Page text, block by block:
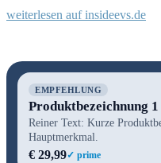
weiterlesen auf insideevs.de
EMPFEHLUNG
Produktbezeichnung
Reiner Text: Kurze
Hauptmerkmal.
€ 29,99✓ prime